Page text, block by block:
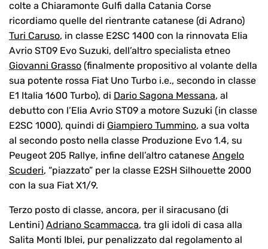
colte a Chiaramonte Gulfi dalla Catania Corse
ricordiamo quelle del rientrante catanese (di Adrano)
Turi Caruso, in classe E2SC 1400 con la rinnovata Elia
Avrio ST09 Evo Suzuki, dell’altro specialista etneo
Giovanni Grasso (finalmente propositivo al volante della
sua potente rossa Fiat Uno Turbo i.e., secondo in classe
E1 Italia 1600 Turbo), di Dario Sagona Messana, al
debutto con l’Elia Avrio ST09 a motore Suzuki (in classe
E2SC 1000), quindi di Giampiero Tummino, a sua volta
al secondo posto nella classe Produzione Evo 1.4, su
Peugeot 205 Rallye, infine dell’altro catanese Angelo
Scuderi, “piazzato” per la classe E2SH Silhouette 2000
con la sua Fiat X1/9.
Terzo posto di classe, ancora, per il siracusano (di
Lentini) Adriano Scammacca, tra gli idoli di casa alla
Salita Monti Iblei, pur penalizzato dal regolamento al